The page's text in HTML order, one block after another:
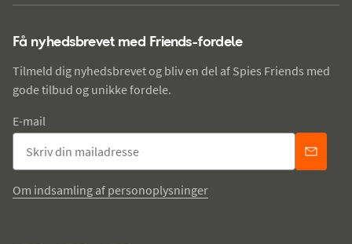
Få nyhedsbrevet med Friends-fordele
Tilmeld dig nyhedsbrevet og bliv en del af Spies Friends med
gode tilbud og unikke fordele.
E-mail
Om indsamling af personoplysninger